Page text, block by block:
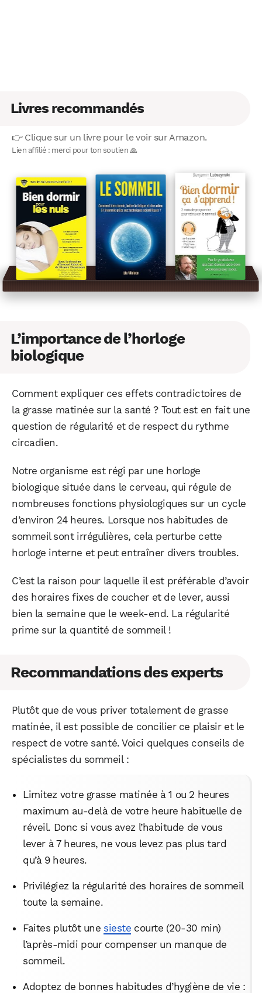
Livres recommandés
👉 Clique sur un livre pour le voir sur Amazon.
Lien affilié : merci pour ton soutien 🙏
L’importance de l’horloge
biologique
Comment expliquer ces effets contradictoires de
la grasse matinée sur la santé ? Tout est en fait une
question de régularité et de respect du rythme
circadien.
Notre organisme est régi par une horloge
biologique située dans le cerveau, qui régule de
nombreuses fonctions physiologiques sur un cycle
d’environ 24 heures. Lorsque nos habitudes de
sommeil sont irrégulières, cela perturbe cette
horloge interne et peut entraîner divers troubles.
C’est la raison pour laquelle il est préférable d’avoir
des horaires fixes de coucher et de lever, aussi
bien la semaine que le week-end. La régularité
prime sur la quantité de sommeil !
Recommandations des experts
Plutôt que de vous priver totalement de grasse
matinée, il est possible de concilier ce plaisir et le
respect de votre santé. Voici quelques conseils de
spécialistes du sommeil :
Limitez votre grasse matinée à 1 ou 2 heures
maximum au-delà de votre heure habituelle de
réveil. Donc si vous avez l’habitude de vous
lever à 7 heures, ne vous levez pas plus tard
qu’à 9 heures.
Privilégiez la régularité des horaires de sommeil
toute la semaine.
Faites plutôt une sieste courte (20-30 min)
l’après-midi pour compenser un manque de
sommeil.
Adoptez de bonnes habitudes d’hygiène de vie :
WhatsApp Telegram